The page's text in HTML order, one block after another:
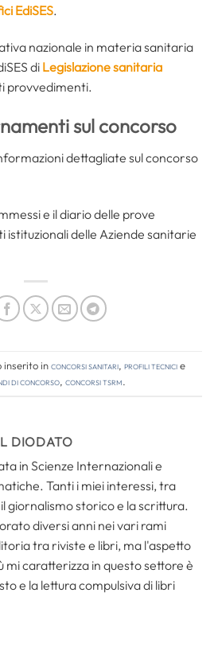
EdiSES.
nazionale in materia sanitaria
di Legislazione sanitaria
provvedimenti.
sul concorso
dettagliate sul concorso
e il diario delle prove
istituzionali delle Aziende sanitarie
inserito inConcorsi Sanitari, Profili tecnicie
di concorso, concorsi tsrm.
DIODATO
in Scienze Internazionali e
Tanti i miei interessi, tra
giornalismo storico e la scrittura.
diversi anni nei vari rami
tra riviste e libri, ma l'aspetto
mi caratterizza in questo settore è
e la lettura compulsiva di libri